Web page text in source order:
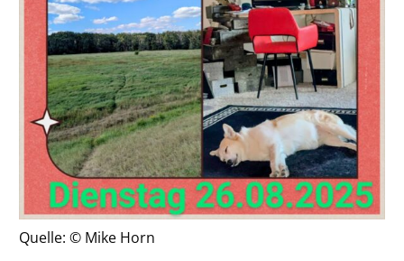
Quelle: © Mike Horn